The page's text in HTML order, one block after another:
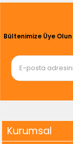
Bültenimize Üye
Kurumsal